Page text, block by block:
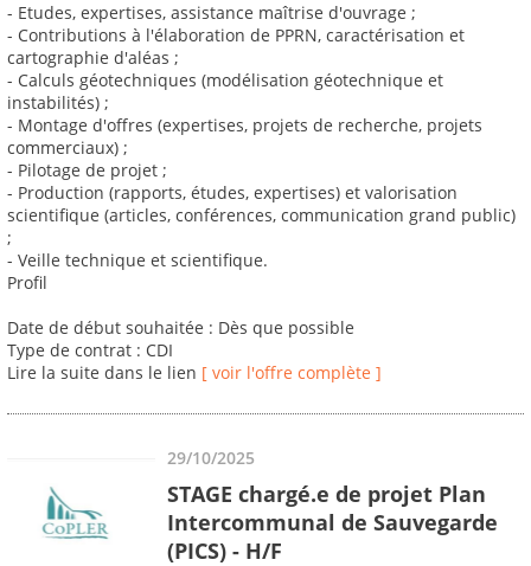
- Etudes, expertises, assistance maîtrise d'ouvrage ;
- Contributions à l'élaboration de PPRN, caractérisation et
cartographie d'aléas ;
- Calculs géotechniques (modélisation géotechnique et
instabilités) ;
- Montage d'offres (expertises, projets de recherche, projets
commerciaux) ;
- Pilotage de projet ;
- Production (rapports, études, expertises) et valorisation
scientifique (articles, conférences, communication grand public)
;
- Veille technique et scientifique.
Profil
Date de début souhaitée : Dès que possible
Type de contrat : CDI
Lire la suite dans le lien [ voir l'offre complète ]
29/10/2025
STAGE chargé.e de projet Plan
Intercommunal de Sauvegarde
(PICS) - H/F